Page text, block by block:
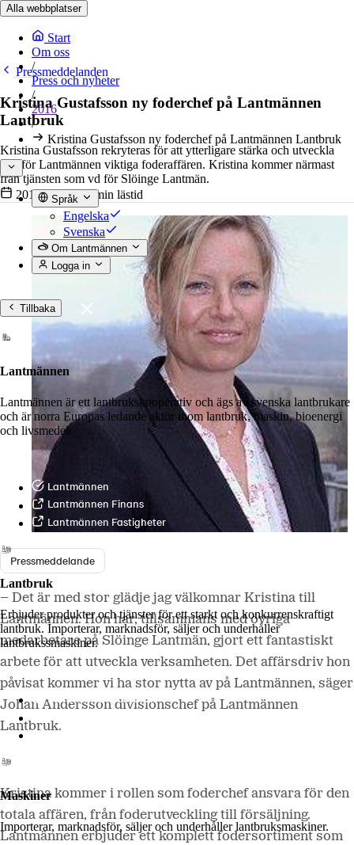
Alla webbplatser
Start
Om oss
/
Press och nyheter
/
2016
/
Kristina Gustafsson ny foderchef på Lantmännen Lantbruk
Språk
Engelska
Svenska
Om Lantmännen
Logga in
Tillbaka
Lantmännen
Lantmännen är ett lantbrukskooperativ och ägs av svenska lantbrukare
och är norra Europas ledande aktör inom lantbruk, maskin, bioenergi
och livsmedel.
Lantmännen
Lantmännen Finans
Lantmännen Fastigheter
Lantbruk
Erbjuder produkter och tjänster för ett starkt och konkurrenskraftigt
lantbruk. Importerar, marknadsför, säljer och underhåller
lantbrukssmaskiner.
Lantmännen Lantbruk
Odla
Maskiner
Importerar, marknadsför, säljer och underhåller lantbruksmaskiner.
Pressmeddelanden
Kristina Gustafsson ny foderchef på Lantmännen
Lantbruk
Kristina Gustafsson rekryteras för att ytterligare stärka och utveckla
den för Lantmännen viktiga foderaffären. Kristina kommer närmast
från tjänsten som vd för Slöinge Lantmän.
2016-02-04• 1 min lästid
Pressmeddelande
– Det är med stor glädje jag välkomnar Kristina till
Lantmännen. Hon har, tillsammans med övriga
medarbetare på Slöinge Lantmän, gjort ett fantastiskt
arbete för att utveckla verksamheten. Det affärsdriv hon
påvisat kommer vi ha stor nytta av på Lantmännen, säger
Johan Andersson divisionschef på Lantmännen
Lantbruk.
Kristina kommer i rollen som foderchef ansvara för den
totala affären, från foderutveckling till försäljning.
Lantmännen erbjuder ett komplett fodersortiment som